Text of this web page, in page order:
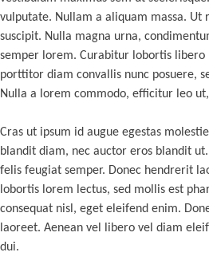
vulputate. Nullam a aliquam massa. Ut
suscipit. Nulla magna urna,
semper lorem. Curabitur lobortis libero
porttitor diam convallis nunc posuere,
Nulla a lorem commodo, efficitur leo
Cras ut ipsum id augue egestas
blandit diam, nec auctor eros blandit
felis feugiat semper. Donec hendrerit
lobortis lorem lectus, sed mollis est
consequat nisl, eget eleifend enim.
laoreet. Aenean vel libero vel diam
dui.